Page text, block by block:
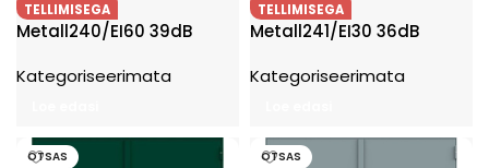
TELLIMISEGA
Metall240/EI60 39dB
Kategoriseerimata
TELLIMISEGA
Metall241/EI30 36dB
Kategoriseerimata
OTSAS OTSAS